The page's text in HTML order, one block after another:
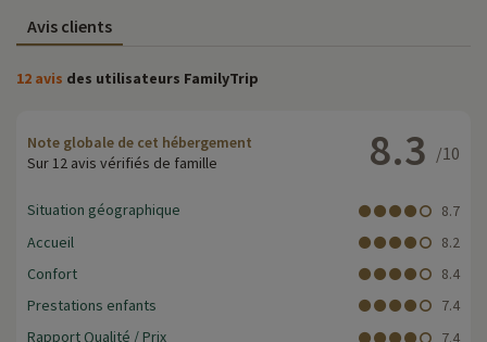
Avis clients
12 avis des utilisateurs FamilyTrip
Note globale de cet hébergement
Sur 12 avis vérifiés de famille
8.3 /10
Situation géographique
8.7
Accueil
8.2
Confort
8.4
Prestations enfants
7.4
Rapport Qualité / Prix
7.4